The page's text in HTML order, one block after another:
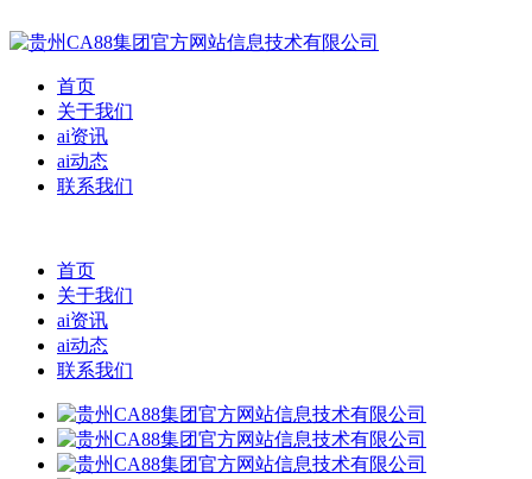
首页
关于我们
ai资讯
ai动态
联系我们
首页
关于我们
ai资讯
ai动态
联系我们